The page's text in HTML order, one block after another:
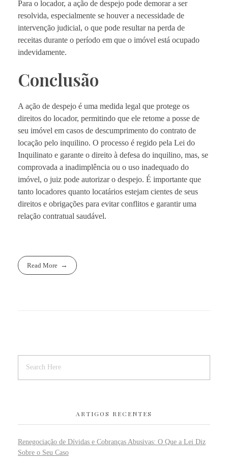
Para o locador, a ação de despejo pode demorar a ser
resolvida, especialmente se houver a necessidade de
intervenção judicial, o que pode resultar na perda de
receitas durante o período em que o imóvel está ocupado
indevidamente.
Conclusão
A ação de despejo é uma medida legal que protege os
direitos do locador, permitindo que ele retome a posse de
seu imóvel em casos de descumprimento do contrato de
locação pelo inquilino. O processo é regido pela Lei do
Inquilinato e garante o direito à defesa do inquilino, mas, se
comprovada a inadimplência ou o uso inadequado do
imóvel, o juiz pode autorizar o despejo. É importante que
tanto locadores quanto locatários estejam cientes de seus
direitos e obrigações para evitar conflitos e garantir uma
relação contratual saudável.
Read More
ARTIGOS RECENTES
Renegociação de Dívidas e Cobranças Abusivas: O Que a Lei Diz
Sobre o Seu Caso